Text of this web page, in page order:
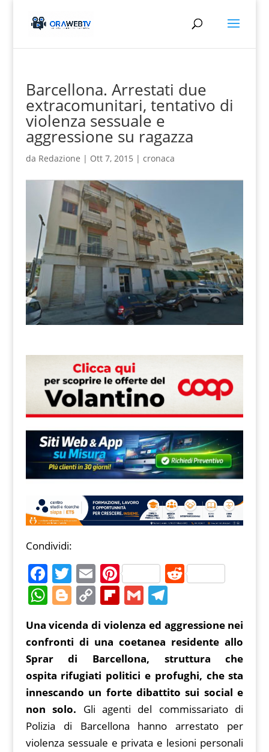
Barcellona. Arrestati due
extracomunitari, tentativo di
violenza sessuale e
aggressione su ragazza
da Redazione | Ott 7, 2015 | cronaca
Condividi:
F
a
c
e
b
o
o
k
T
w
itt
er
E
m
ai
l
Pi
nt
er
e
st
R
di
t
W
h
at
s
A
p
p
Bl
o
g
g
er
C
o
p
y
Li
n
k
Fl
ip
b
o
ar
d
G
m
ai
l
T
e
gr
a
m
Una vicenda di violenza ed aggressione nei
confronti di una coetanea residente allo
Sprar di Barcellona, struttura che
ospita rifugiati politici e profughi, che sta
innescando un forte dibattito sui social e
non solo. Gli agenti del commissariato di
Polizia di Barcellona hanno arrestato per
violenza sessuale e privata e lesioni personali